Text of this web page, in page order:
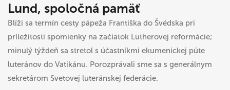
Lund, spoločná pamäť
Blíži sa termín cesty pápeža Františka do Švédska pri
príležitosti spomienky na začiatok Lutherovej reformácie;
minulý týždeň sa stretol s účastníkmi ekumenickej púte
luteránov do Vatikánu. Porozprávali sme sa s generálnym
sekretárom Svetovej luteránskej federácie.